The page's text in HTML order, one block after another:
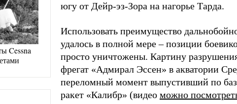
Cessna
югу от Дейр-эз-Зора на нагорье Тарда.
Использовать преимущество
удалось в полной мере – позиции
просто уничтожены. Картину
фрегат «Адмирал Эссен» в акватории
переломный момент выпустивший по
ракет «Калибр» (видео можно